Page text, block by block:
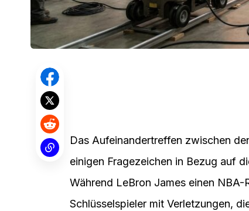
Das Aufeinandertreffen zwischen
einigen Fragezeichen in Bezug auf
Während LeBron James einen
Schlüsselspieler mit Verletzungen,